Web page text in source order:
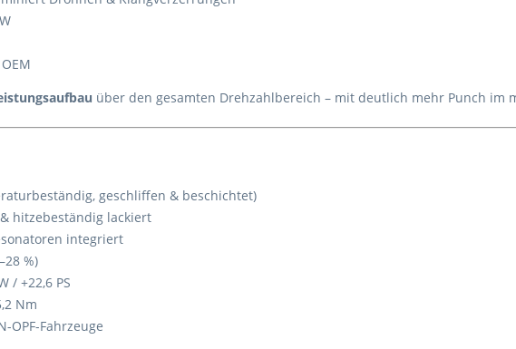
über den gesamten Drehzahlbereich – mit deutlich mehr Punch im
geschliffen & beschichtet)
hitzebeständig lackiert
integriert
%)
/ +22,6 PS
Nm
OPF-Fahrzeuge